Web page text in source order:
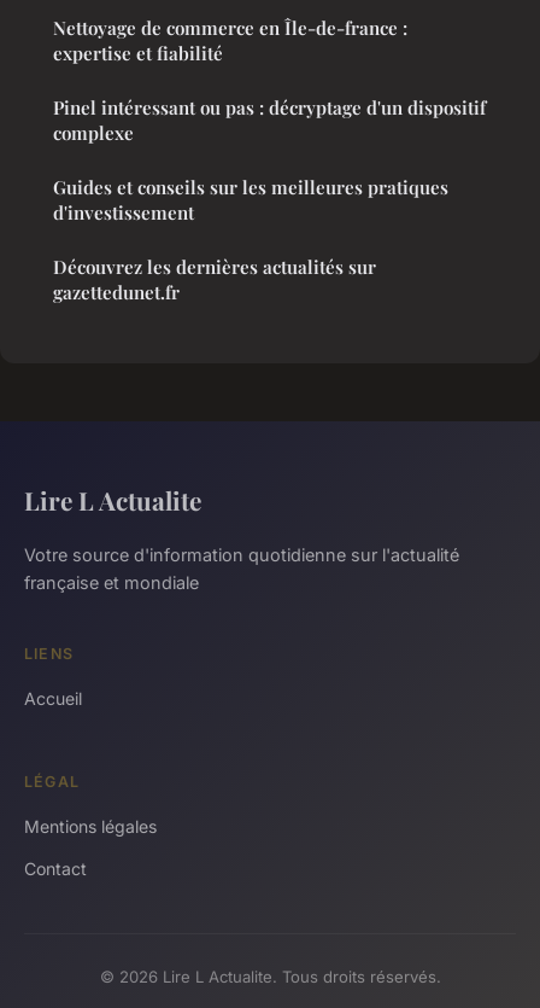
Nettoyage de commerce en Île-de-france :
expertise et fiabilité
Pinel intéressant ou pas : décryptage d'un dispositif
complexe
Guides et conseils sur les meilleures pratiques
d'investissement
Découvrez les dernières actualités sur
gazettedunet.fr
Lire L Actualite
Votre source d'information quotidienne sur l'actualité
française et mondiale
LIENS
Accueil
LÉGAL
Mentions légales
Contact
© 2026 Lire L Actualite. Tous droits réservés.